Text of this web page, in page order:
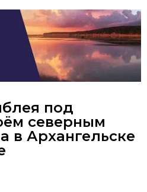
под
северным
в Архангельске